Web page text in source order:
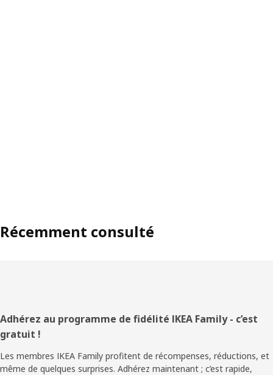
Récemment consulté
Pied
de
page
Adhérez au programme de fidélité IKEA Family - c’est
gratuit !
Les membres IKEA Family profitent de récompenses, réductions, et
même de quelques surprises. Adhérez maintenant ; c’est rapide,